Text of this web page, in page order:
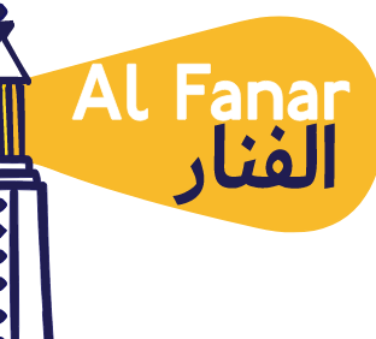
revela que la
es más importante
para los